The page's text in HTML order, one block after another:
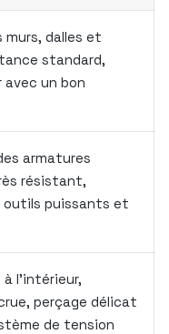
murs, dalles et
standard,
un bon
armatures
résistant,
outils puissants et
l’intérieur,
perçage délicat
de tension